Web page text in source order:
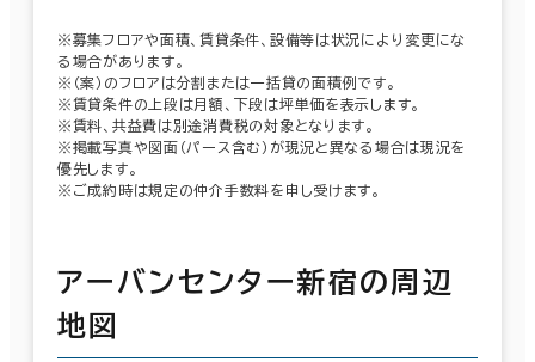
※募集フロアや面積、賃貸条件、設備等は状況により変更にな
る場合があります。
※（案）のフロアは分割または一括貸の面積例です。
※賃貸条件の上段は月額、下段は坪単価を表示します。
※賃料、共益費は別途消費税の対象となります。
※掲載写真や図面（パース含む）が現況と異なる場合は現況を
優先します。
※ご成約時は規定の仲介手数料を申し受けます。
アーバンセンター新宿の周辺
地図